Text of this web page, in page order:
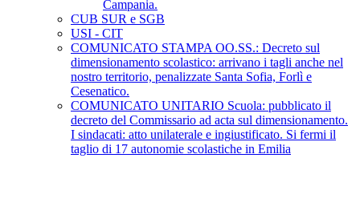
Campania.
CUB SUR e SGB
USI - CIT
COMUNICATO STAMPA OO.SS.: Decreto sul
dimensionamento scolastico: arrivano i tagli anche nel
nostro territorio, penalizzate Santa Sofia, Forlì e
Cesenatico.
COMUNICATO UNITARIO Scuola: pubblicato il
decreto del Commissario ad acta sul dimensionamento.
I sindacati: atto unilaterale e ingiustificato. Si fermi il
taglio di 17 autonomie scolastiche in Emilia